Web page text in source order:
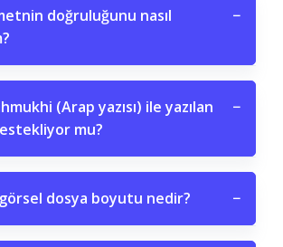
doğruluğunu nasıl
−
(Arap yazısı) ile yazılan
mu?
−
dosya boyutu nedir? −